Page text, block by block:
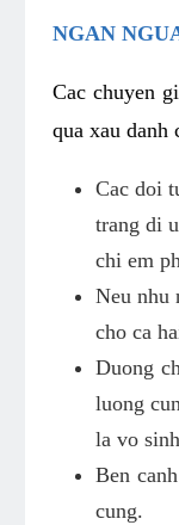
NGAN
Cac chuyen
qua xau danh
Cac doi
trang di
chi em
Neu nhu
cho ca
Duong
luong
la vo
Ben
cung.